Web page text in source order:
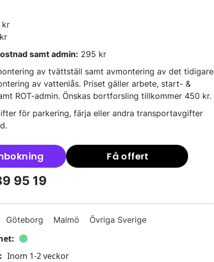
kr
samt admin: 295 kr
av tvättställ samt avmontering av det tidigare
av vattenlås. Priset gäller arbete, start- &
ROT-admin. Önskas bortforsling tillkommer 450 kr.
för parkering, färja eller andra transportavgifter
95 19
Få offert
Göteborg Malmö Övriga Sverige
Inom 1-2 veckor